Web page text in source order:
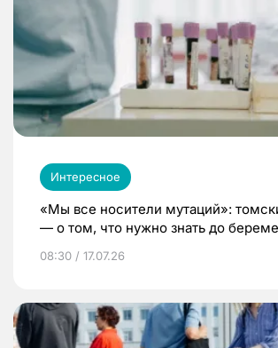
Интересное
«Мы все носители мутаций»:
— о том, что нужно знать до
08:30 / 17.07.26